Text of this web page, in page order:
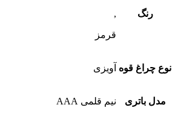
رنگ
,
قرمز
نوع چراغ قوه آویزی
مدل باتری نیم قلمی AAA